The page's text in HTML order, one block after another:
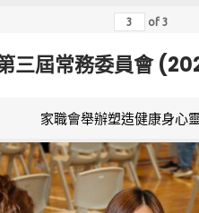
of 3
三屆常務委員會
家職會舉辦塑造健康身心